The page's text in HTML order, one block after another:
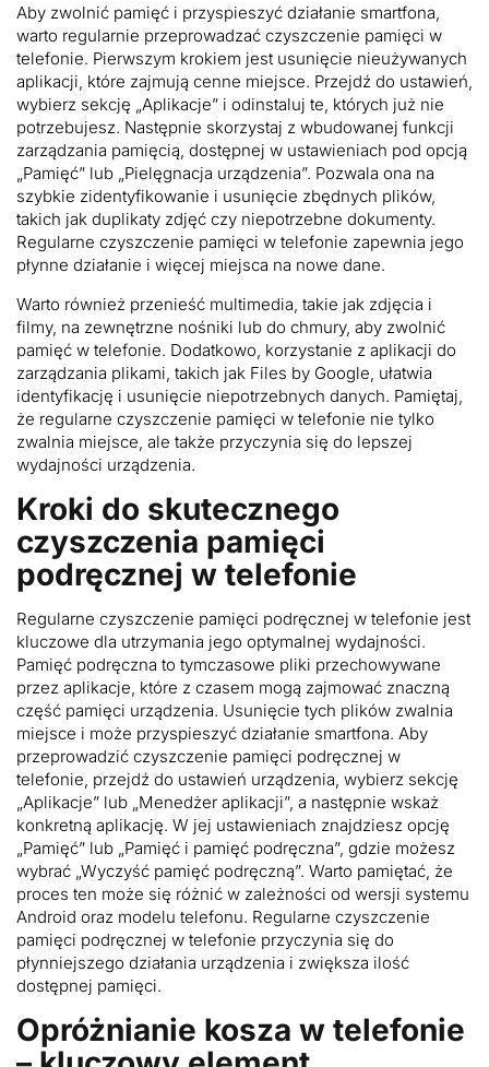
Aby zwolnić pamięć i przyspieszyć działanie smartfona,
warto regularnie przeprowadzać czyszczenie pamięci w
telefonie. Pierwszym krokiem jest usunięcie nieużywanych
aplikacji, które zajmują cenne miejsce. Przejdź do ustawień,
wybierz sekcję „Aplikacje” i odinstaluj te, których już nie
potrzebujesz. Następnie skorzystaj z wbudowanej funkcji
zarządzania pamięcią, dostępnej w ustawieniach pod opcją
„Pamięć” lub „Pielęgnacja urządzenia”. Pozwala ona na
szybkie zidentyfikowanie i usunięcie zbędnych plików,
takich jak duplikaty zdjęć czy niepotrzebne dokumenty.
Regularne czyszczenie pamięci w telefonie zapewnia jego
płynne działanie i więcej miejsca na nowe dane.
Warto również przenieść multimedia, takie jak zdjęcia i
filmy, na zewnętrzne nośniki lub do chmury, aby zwolnić
pamięć w telefonie. Dodatkowo, korzystanie z aplikacji do
zarządzania plikami, takich jak Files by Google, ułatwia
identyfikację i usunięcie niepotrzebnych danych. Pamiętaj,
że regularne czyszczenie pamięci w telefonie nie tylko
zwalnia miejsce, ale także przyczynia się do lepszej
wydajności urządzenia.
Kroki do skutecznego
czyszczenia pamięci
podręcznej w telefonie
Regularne czyszczenie pamięci podręcznej w telefonie jest
kluczowe dla utrzymania jego optymalnej wydajności.
Pamięć podręczna to tymczasowe pliki przechowywane
przez aplikacje, które z czasem mogą zajmować znaczną
część pamięci urządzenia. Usunięcie tych plików zwalnia
miejsce i może przyspieszyć działanie smartfona. Aby
przeprowadzić czyszczenie pamięci podręcznej w
telefonie, przejdź do ustawień urządzenia, wybierz sekcję
„Aplikacje” lub „Menedżer aplikacji”, a następnie wskaż
konkretną aplikację. W jej ustawieniach znajdziesz opcję
„Pamięć” lub „Pamięć i pamięć podręczna”, gdzie możesz
wybrać „Wyczyść pamięć podręczną”. Warto pamiętać, że
proces ten może się różnić w zależności od wersji systemu
Android oraz modelu telefonu. Regularne czyszczenie
pamięci podręcznej w telefonie przyczynia się do
płynniejszego działania urządzenia i zwiększa ilość
dostępnej pamięci.
Opróżnianie kosza w telefonie